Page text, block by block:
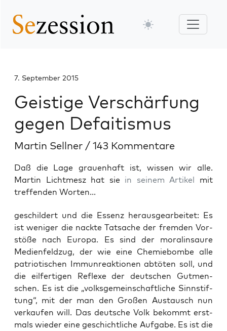
7. September 2015
Geistige Verschärfung
gegen Defaitismus
Martin Sellner / 143 Kommentare
Daß die Lage grauenhaft ist, wissen wir alle.
Martin Lichtmesz hat sie in seinem Artikel mit
treffenden Worten...
geschil­dert und die Essenz her­aus­ge­ar­bei­tet: Es
ist weni­ger die nack­te Tat­sa­che der frem­den Vor­
stö­ße nach Euro­pa. Es sind der mora­lin­saure
Medi­en­feld­zug, der wie eine Che­mie­bom­be alle
patrio­ti­schen Immun­re­ak­tio­nen abtö­ten soll, und
die eil­fer­ti­gen Refle­xe der deut­schen Gut­men­
schen. Es ist die „volks­ge­mein­schaft­li­che Sinn­stif­
tung“, mit der man den Gro­ßen Aus­tausch nun
ver­kau­fen will. Das deut­sche Volk bekommt erst­
mals wie­der eine geschicht­li­che Auf­ga­be. Es ist die